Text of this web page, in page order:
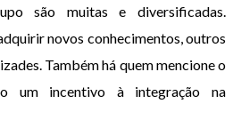
são muitas e diversificadas.
novos conhecimentos, outros
Também há quem mencione o
um incentivo à integração na